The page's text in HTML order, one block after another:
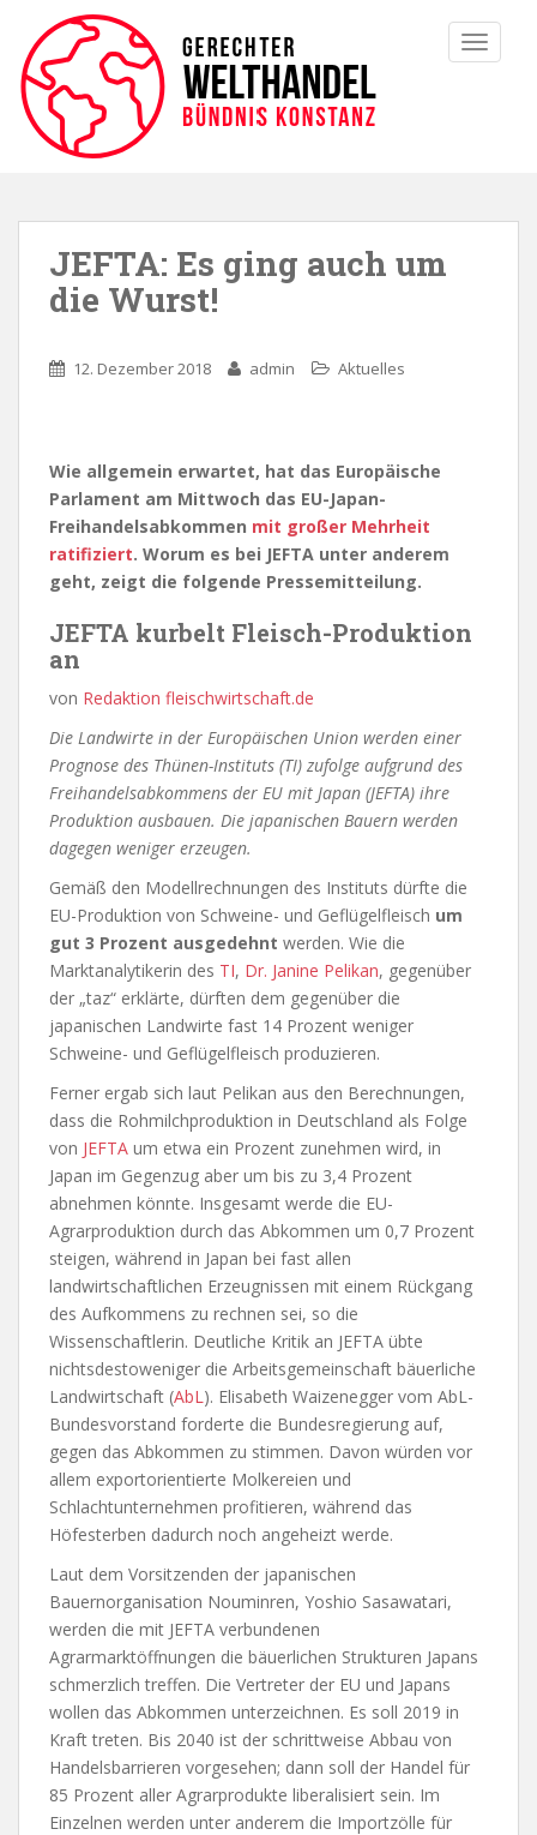
JEFTA: Es ging auch um
die Wurst!
12. Dezember 2018 admin Aktuelles
Wie allgemein erwartet, hat das Europäische
Parlament am Mittwoch das EU-Japan-
Freihandelsabkommen mit großer Mehrheit
ratifiziert. Worum es bei JEFTA unter anderem
geht, zeigt die folgende Pressemitteilung.
JEFTA kurbelt Fleisch-Produktion
an
von Redaktion fleischwirtschaft.de
Die Landwirte in der Europäischen Union werden einer
Prognose des Thünen-Instituts (TI) zufolge aufgrund des
Freihandelsabkommens der EU mit Japan (JEFTA) ihre
Produktion ausbauen. Die japanischen Bauern werden
dagegen weniger erzeugen.
Gemäß den Modellrechnungen des Instituts dürfte die
EU-Produktion von Schweine- und Geflügelfleisch um
gut 3 Prozent ausgedehnt werden. Wie die
Marktanalytikerin des TI, Dr. Janine Pelikan, gegenüber
der „taz“ erklärte, dürften dem gegenüber die
japanischen Landwirte fast 14 Prozent weniger
Schweine- und Geflügelfleisch produzieren.
Ferner ergab sich laut Pelikan aus den Berechnungen,
dass die Rohmilchproduktion in Deutschland als Folge
von JEFTA um etwa ein Prozent zunehmen wird, in
Japan im Gegenzug aber um bis zu 3,4 Prozent
abnehmen könnte. Insgesamt werde die EU-
Agrarproduktion durch das Abkommen um 0,7 Prozent
steigen, während in Japan bei fast allen
landwirtschaftlichen Erzeugnissen mit einem Rückgang
des Aufkommens zu rechnen sei, so die
Wissenschaftlerin. Deutliche Kritik an JEFTA übte
nichtsdestoweniger die Arbeitsgemeinschaft bäuerliche
Landwirtschaft (AbL). Elisabeth Waizenegger vom AbL-
Bundesvorstand forderte die Bundesregierung auf,
gegen das Abkommen zu stimmen. Davon würden vor
allem exportorientierte Molkereien und
Schlachtunternehmen profitieren, während das
Höfesterben dadurch noch angeheizt werde.
Laut dem Vorsitzenden der japanischen
Bauernorganisation Nouminren, Yoshio Sasawatari,
werden die mit JEFTA verbundenen
Agrarmarktöffnungen die bäuerlichen Strukturen Japans
schmerzlich treffen. Die Vertreter der EU und Japans
wollen das Abkommen unterzeichnen. Es soll 2019 in
Kraft treten. Bis 2040 ist der schrittweise Abbau von
Handelsbarrieren vorgesehen; dann soll der Handel für
85 Prozent aller Agrarprodukte liberalisiert sein. Im
Einzelnen werden unter anderem die Importzölle für